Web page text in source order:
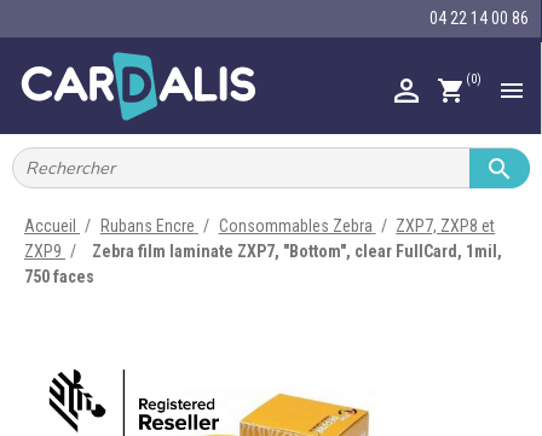
04 22 14 00 86
 shopping_cart (0) 
IMPRIMANTES À BADGES 
CARTE ET BADGE 
BRACELET

Accueil Rubans Encre Consommables Zebra
ZXP7, ZXP8 et
ZXP9
Zebra film laminate ZXP7, "Bottom", clear FullCard, 1mil,
750 faces